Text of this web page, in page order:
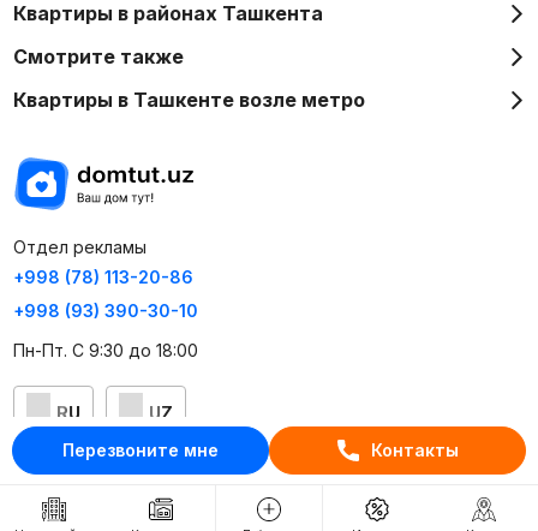
Перезвоните мне Контакты
Квартиры в районах Ташкента
Смотрите также
Квартиры в Ташкенте возле метро
Отдел рекламы
+998 (78) 113-20-86
+998 (93) 390-30-10
Пн-Пт. С 9:30 до 18:00
RU UZ
Контакты
О проекте